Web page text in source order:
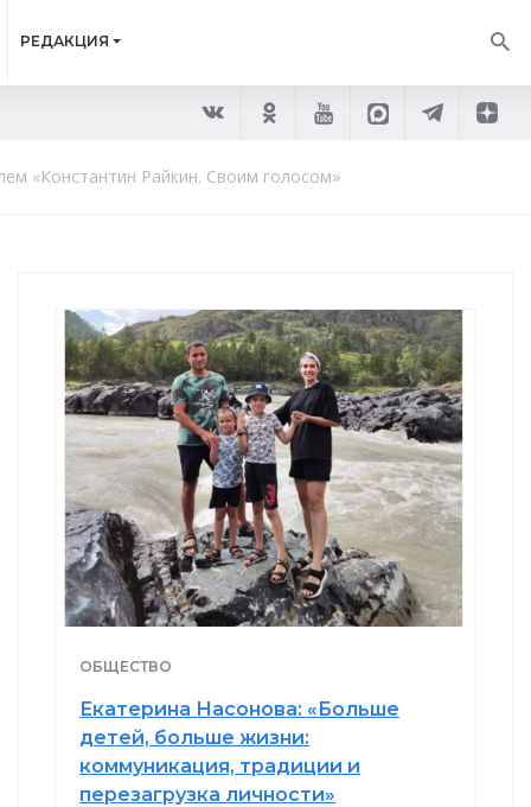
РЕДАКЦИЯ
«Константин Райкин. Своим голосом»
ОБЩЕСТВО
Екатерина Насонова: «Больше
детей, больше жизни:
коммуникация, традиции и
перезагрузка личности»